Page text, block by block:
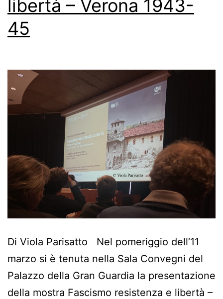
libertà – Verona 1943-
45
Di Viola Parisatto Nel pomeriggio dell’11
marzo si è tenuta nella Sala Convegni del
Palazzo della Gran Guardia la presentazione
della mostra Fascismo resistenza e libertà –